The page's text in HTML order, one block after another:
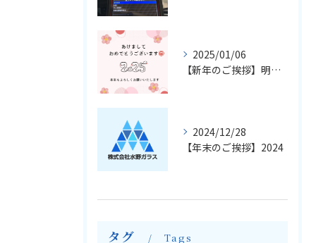
2025/01/06
【新年のご挨拶】明けましておめでとうございます
2024/12/28
【年末のご挨拶】2024
タグ Tags